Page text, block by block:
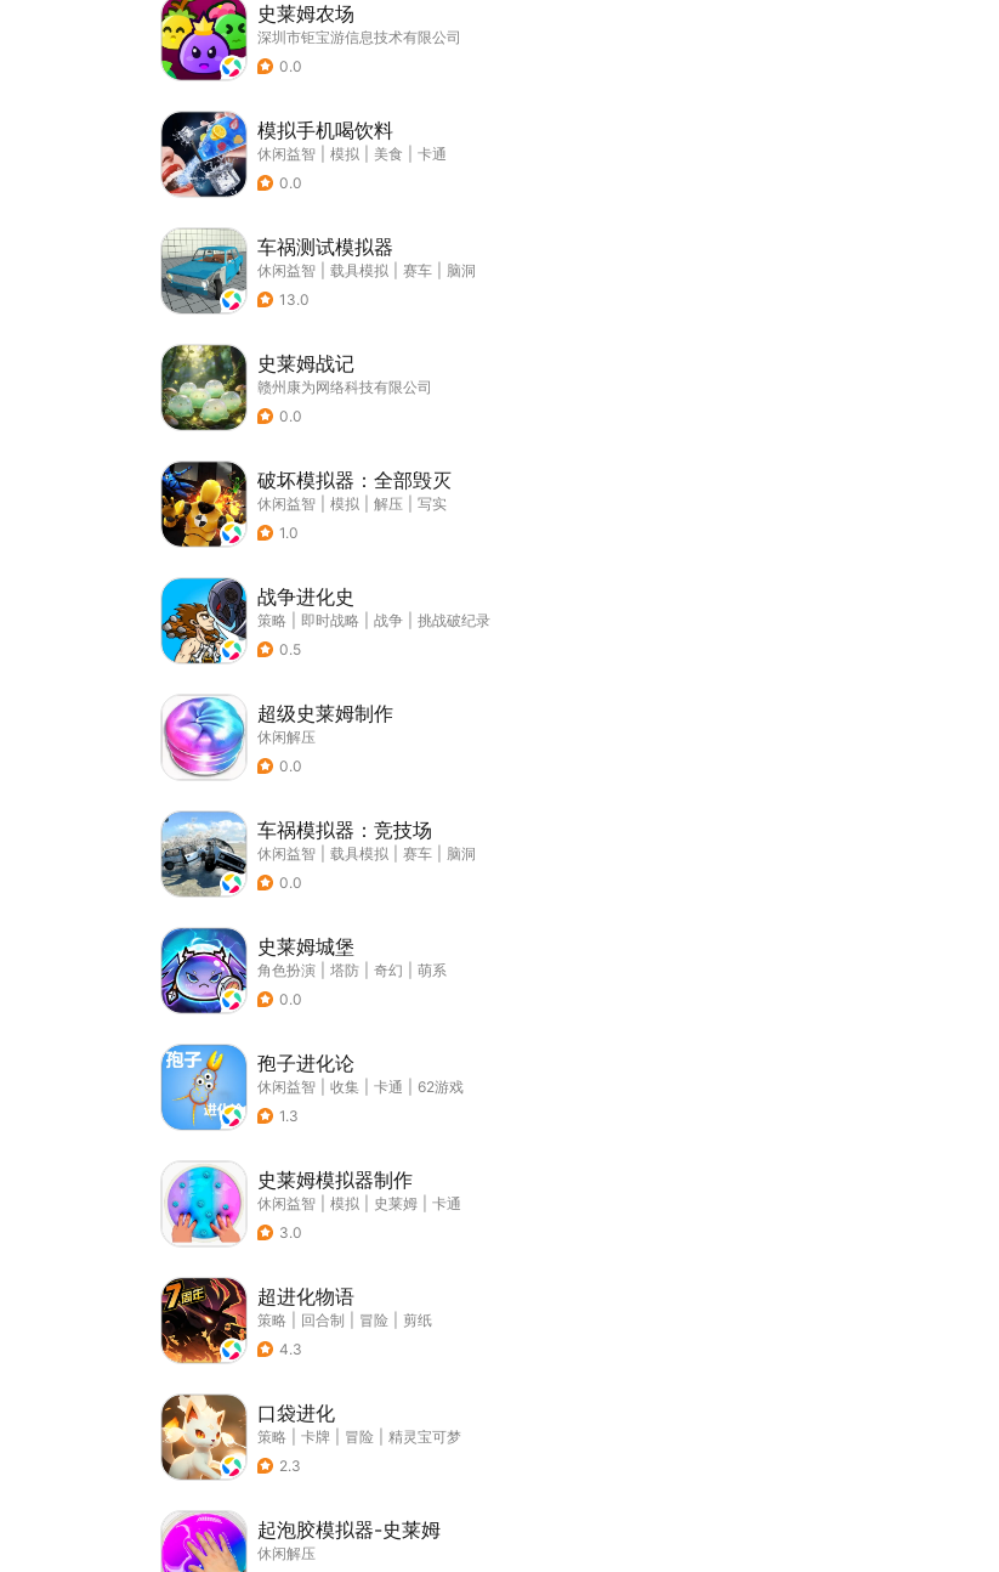
史莱姆农场
深圳市钜宝游信息技术有限公司
0.0
模拟手机喝饮料
休闲益智 模拟 美食
卡通
0.0
车祸测试模拟器
休闲益智 载具模拟 赛车
脑洞
13.0
史莱姆战记
赣州康为网络科技有限公司
0.0
破坏模拟器：全部毁灭
休闲益智 模拟 解压
写实
1.0
战争进化史
策略 即时战略 战争
挑战破纪录
0.5
超级史莱姆制作
休闲解压
0.0
车祸模拟器：竞技场
休闲益智 载具模拟 赛车
脑洞
0.0
史莱姆城堡
角色扮演 塔防 奇幻
萌系
0.0
孢子进化论
休闲益智 收集 卡通
62游戏
1.3
史莱姆模拟器制作
休闲益智 模拟 史莱姆
卡通
3.0
超进化物语
策略 回合制 冒险
剪纸
4.3
口袋进化
策略 卡牌 冒险
精灵宝可梦
2.3
起泡胶模拟器-史莱姆
休闲解压